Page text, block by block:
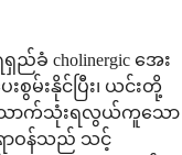
cholinergic အေး
းစွမ်းနိုင်ပြီး၊ ယင်းတို့
သောက်သုံးရလွယ်ကူသော
ရာဝန်သည် သင့်